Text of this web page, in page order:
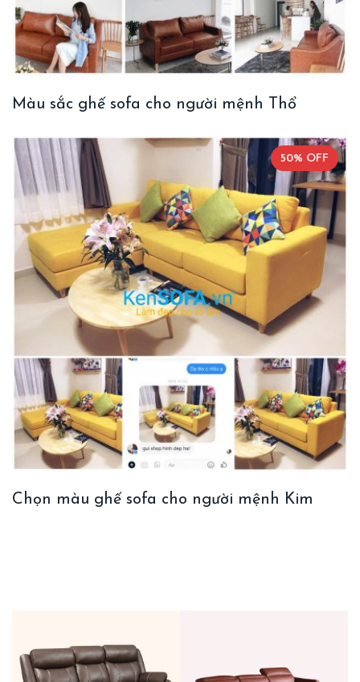
Màu sắc ghế sofa cho người mệnh Thổ
50% OFF
Chọn màu ghế sofa cho người mệnh Kim